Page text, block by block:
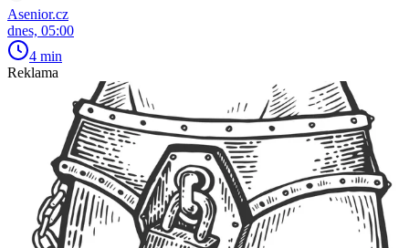
Asenior.cz
dnes, 05:00
4 min
Reklama